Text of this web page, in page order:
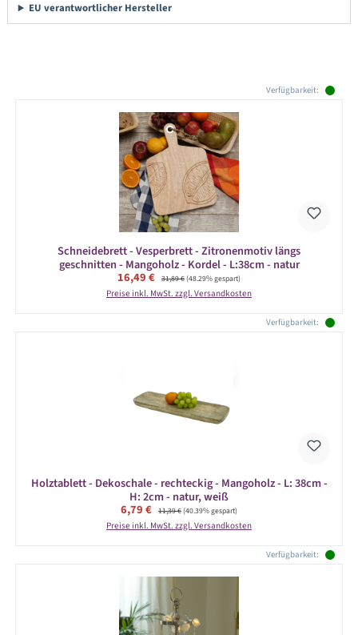
EU verantwortlicher Hersteller
Verfügbarkeit:
Schneidebrett - Vesperbrett - Zitronenmotiv längs
geschnitten - Mangoholz - Kordel - L:38cm - natur
Verkaufspreis:
16,49 € Regulärer Preis:
31,89 €(48.29% gespart)
Preise inkl. MwSt. zzgl. Versandkosten
Verfügbarkeit:
Holztablett - Dekoschale - rechteckig - Mangoholz - L: 38cm -
H: 2cm - natur, weiß
Verkaufspreis:
6,79 € Regulärer Preis:
11,39 €(40.39% gespart)
Preise inkl. MwSt. zzgl. Versandkosten
Verfügbarkeit: